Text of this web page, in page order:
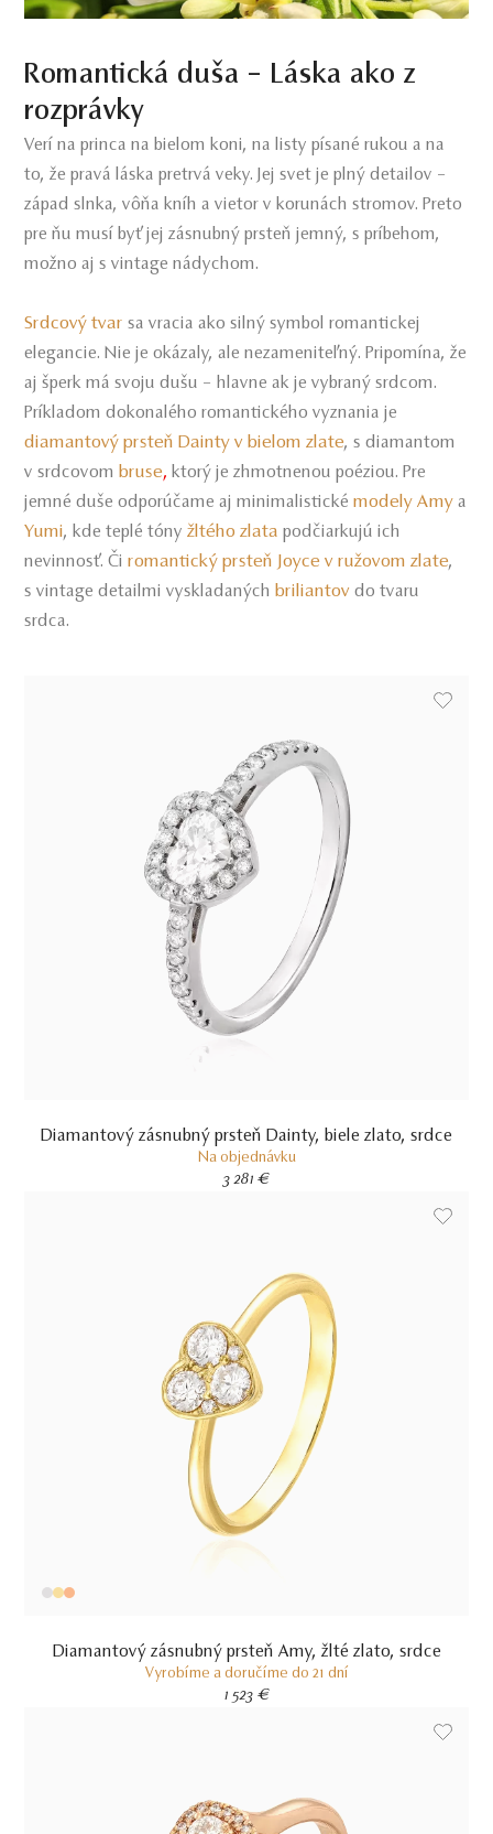
Romantická duša – Láska ako z
rozprávky
Verí na princa na bielom koni, na listy písané rukou a na
to, že pravá láska pretrvá veky. Jej svet je plný detailov –
západ slnka, vôňa kníh a vietor v korunách stromov. Preto
pre ňu musí byť jej zásnubný prsteň jemný, s príbehom,
možno aj s vintage nádychom.
Srdcový tvar sa vracia ako silný symbol romantickej
elegancie. Nie je okázaly, ale nezameniteľný. Pripomína, že
aj šperk má svoju dušu – hlavne ak je vybraný srdcom.
Príkladom dokonalého romantického vyznania je
diamantový prsteň Dainty v bielom zlate, s diamantom
v srdcovom bruse, ktorý je zhmotnenou poéziou. Pre
jemné duše odporúčame aj minimalistickémodely Amy a
Yumi, kde teplé tónyžltého zlata podčiarkujú ich
nevinnosť. Čiromantický prsteň Joyce v ružovom zlate,
s vintage detailmi vyskladaných briliantov do tvaru
srdca.
Diamantový zásnubný prsteň Dainty, biele zlato, srdce
Na objednávku
3 281 €
Diamantový zásnubný prsteň Amy, žlté zlato, srdce
Vyrobíme a doručíme do 21 dní
1 523 €